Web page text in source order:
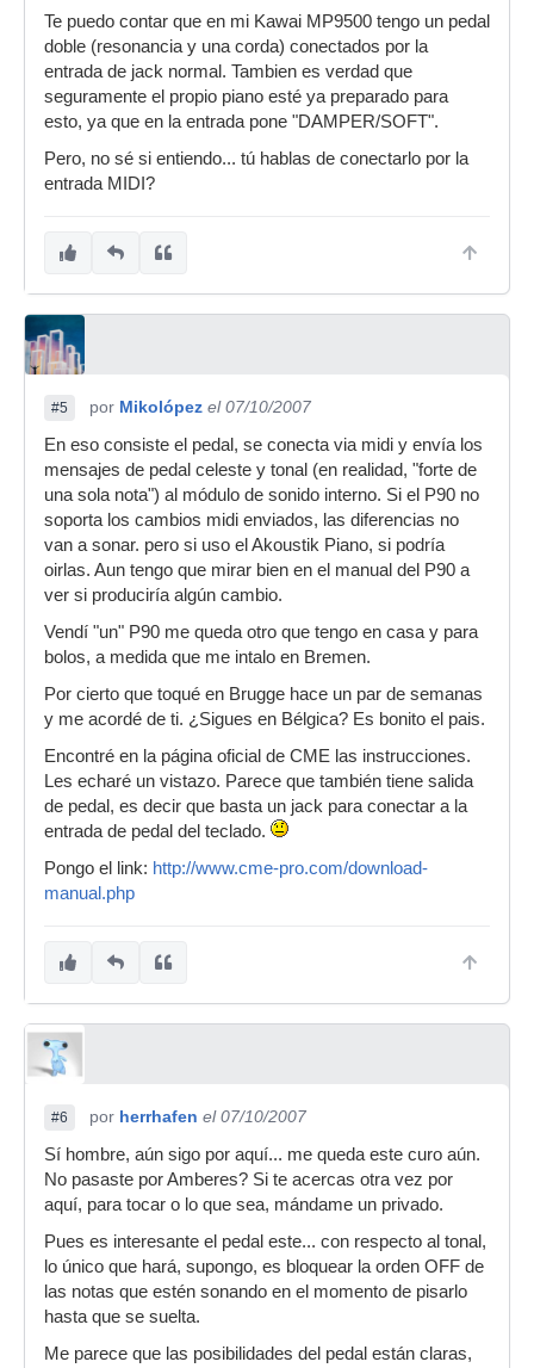
Te puedo contar que en mi Kawai MP9500 tengo un pedal
doble (resonancia y una corda) conectados por la
entrada de jack normal. Tambien es verdad que
seguramente el propio piano esté ya preparado para
esto, ya que en la entrada pone "DAMPER/SOFT".
Pero, no sé si entiendo... tú hablas de conectarlo por la
entrada MIDI?
#5 por Mikolópez el 07/10/2007
En eso consiste el pedal, se conecta via midi y envía los
mensajes de pedal celeste y tonal (en realidad, "forte de
una sola nota") al módulo de sonido interno. Si el P90 no
soporta los cambios midi enviados, las diferencias no
van a sonar. pero si uso el Akoustik Piano, si podría
oirlas. Aun tengo que mirar bien en el manual del P90 a
ver si produciría algún cambio.
Vendí "un" P90 me queda otro que tengo en casa y para
bolos, a medida que me intalo en Bremen.
Por cierto que toqué en Brugge hace un par de semanas
y me acordé de ti. ¿Sigues en Bélgica? Es bonito el pais.
Encontré en la página oficial de CME las instrucciones.
Les echaré un vistazo. Parece que también tiene salida
de pedal, es decir que basta un jack para conectar a la
entrada de pedal del teclado.
Pongo el link: http://www.cme-pro.com/download-
manual.php
#6 por herrhafen el 07/10/2007
Sí hombre, aún sigo por aquí... me queda este curo aún.
No pasaste por Amberes? Si te acercas otra vez por
aquí, para tocar o lo que sea, mándame un privado.
Pues es interesante el pedal este... con respecto al tonal,
lo único que hará, supongo, es bloquear la orden OFF de
las notas que estén sonando en el momento de pisarlo
hasta que se suelta.
Me parece que las posibilidades del pedal están claras,